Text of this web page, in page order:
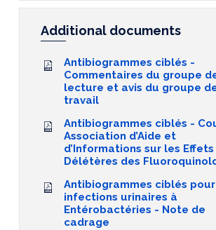
Additional documents
Antibiogrammes ciblés -
Commentaires du groupe
lecture et avis du groupe
travail
Antibiogrammes ciblés -
Association d’Aide et
d’Informations sur les Effets
Délétères des
Antibiogrammes ciblés
infections urinaires à
Entérobactéries - Note de
cadrage